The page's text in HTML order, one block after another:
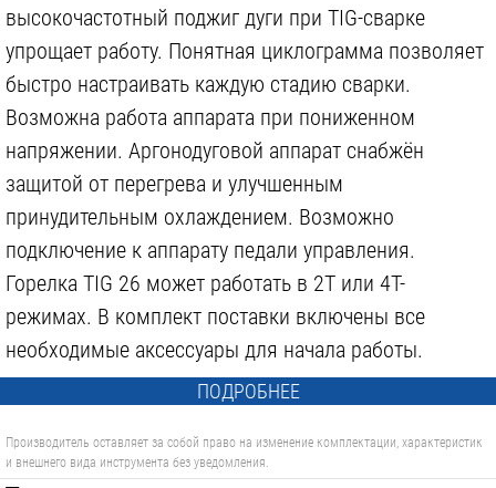
высокочастотный поджиг дуги при TIG-сварке
упрощает работу. Понятная циклограмма позволяет
быстро настраивать каждую стадию сварки.
Возможна работа аппарата при пониженном
напряжении. Аргонодуговой аппарат снабжён
защитой от перегрева и улучшенным
принудительным охлаждением. Возможно
подключение к аппарату педали управления.
Горелка TIG 26 может работать в 2T или 4T-
режимах. В комплект поставки включены все
необходимые аксессуары для начала работы.
ПОДРОБНЕЕ
Производитель оставляет за собой право на изменение комплектации, характеристик
и внешнего вида инструмента без уведомления.